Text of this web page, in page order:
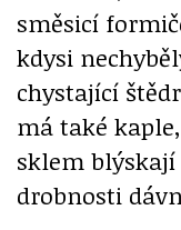
směsicí
kdysi
chystající
má také
sklem
drobnosti